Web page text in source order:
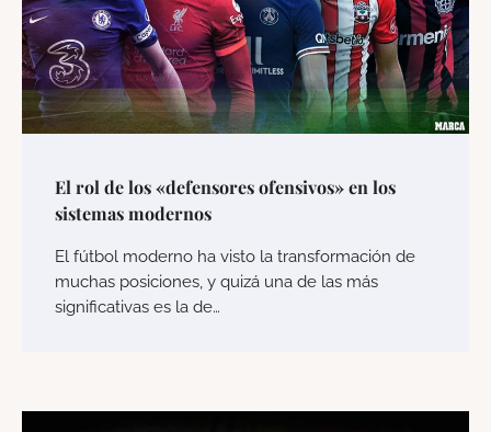
El rol de los «defensores ofensivos» en los
sistemas modernos
El fútbol moderno ha visto la transformación de
muchas posiciones, y quizá una de las más
significativas es la de…